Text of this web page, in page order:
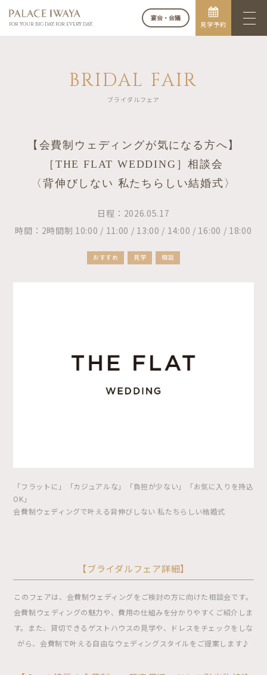
FOR YOUR BIG DAY. FOR EVERY DAY.
宴会・会議
見学予約
BRIDAL FAIR
ブライダルフェア
【会費制ウェディングが気になる方へ】
［THE FLAT WEDDING］相談会
〈背伸びしない 私たちらしい結婚式〉
日程：2026.05.17
時間：2時間制 10:00 / 11:00 / 13:00 / 14:00 / 16:00 / 18:00
おすすめ 見学 相談
「フラットに」「カジュアルな」「負担が少ない」「お気に入りを持込
OK」
会費制ウェディングで叶える背伸びしない 私たちらしい結婚式
【ブライダルフェア詳細】
このフェアは、会費制ウェディングをご検討の方に向けた相談会です。
会費制ウェディングの魅力や、費用の仕組みを分かりやすくご紹介しま
す。また、貸切できるゲストハウスの見学や、ドレスをチェックをしな
がら、会費制で叶える自由なウェディングスタイルをご提案します♪